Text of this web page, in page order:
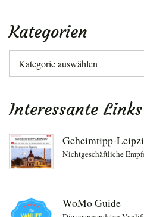
Kategorien
Kategorien
Interessante Links
Geheimtipp-
Nichtgeschäftliche
WoMo Guide